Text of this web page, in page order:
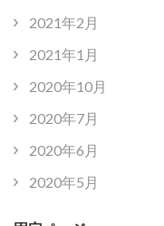
2021年2月
2021年1月
2020年10月
2020年7月
2020年6月
2020年5月